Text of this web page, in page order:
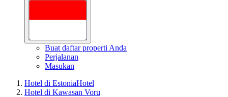
Buat daftar properti Anda
Perjalanan
Masukan
Hotel di EstoniaHotel
Hotel di Kawasan Voru